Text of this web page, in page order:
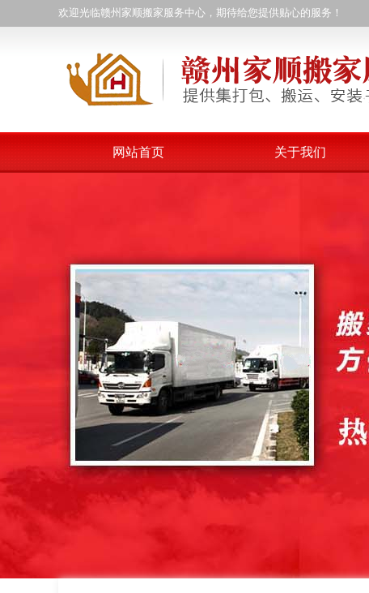
欢迎光临赣州家顺搬家服务中心，期待给您提供贴心的服务！
网站首页 关于我们